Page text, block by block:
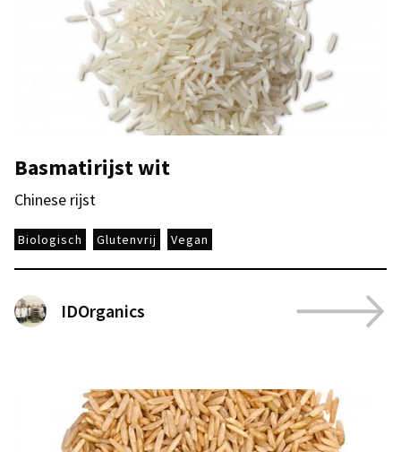
Basmatirijst wit
Chinese rijst
Biologisch Glutenvrij Vegan
IDOrganics